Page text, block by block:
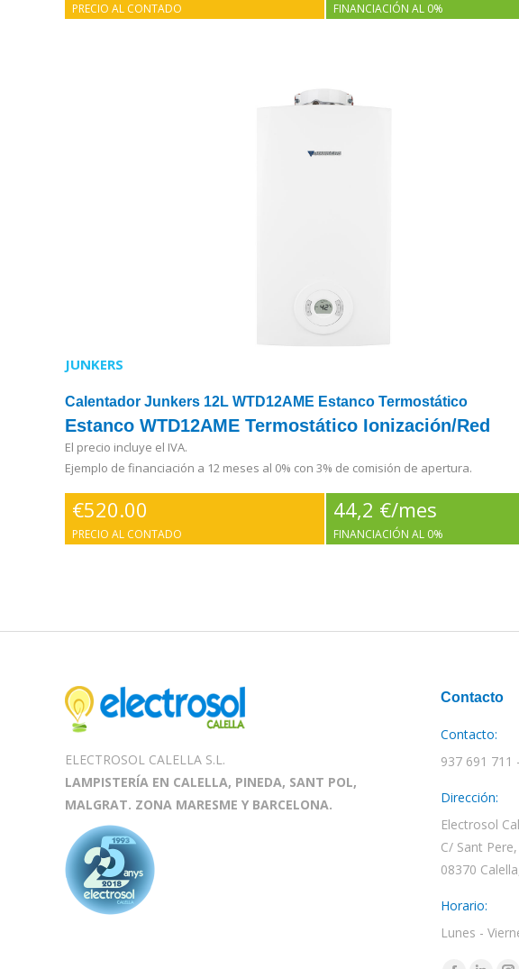
PRECIO AL CONTADO FINANCIACIÓN AL 0%
JUNKERS
Calentador Junkers 12L WTD12AME Estanco Termostático
Estanco WTD12AME Termostático Ionización/Red
El precio incluye el IVA.
Ejemplo de financiación a 12 meses al 0% con 3% de comisión de apertura.
€520.00
PRECIO AL CONTADO
44,2 €/mes
FINANCIACIÓN AL 0%
ELECTROSOL CALELLA S.L.
LAMPISTERÍA EN CALELLA, PINEDA, SANT POL,
MALGRAT. ZONA MARESME Y BARCELONA.
Contacto
Contacto:
937 691 711
Dirección:
Electrosol
C/ Sant Pere,
08370
Horario:
Lunes -